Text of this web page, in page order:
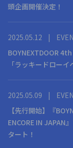
頭企画開催決定！
2025.05.12 |
BOYNEXTDOOR
「ラッキードロー
2025.05.09 |
【先行開始】『
ENCORE IN JAPAN
タート！